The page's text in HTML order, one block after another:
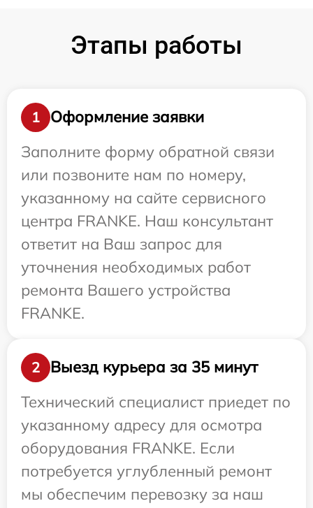
Этапы работы
1
Оформление заявки
Заполните форму обратной связи
или позвоните нам по номеру,
указанному на сайте сервисного
центра FRANKE. Наш консультант
ответит на Ваш запрос для
уточнения необходимых работ
ремонта Вашего устройства
FRANKE.
2
Выезд курьера за 35 минут
Технический специалист приедет по
указанному адресу для осмотра
оборудования FRANKE. Если
потребуется углубленный ремонт
мы обеспечим перевозку за наш